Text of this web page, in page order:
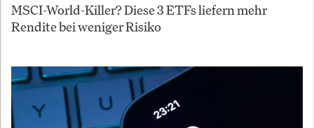
MSCI-World-Killer? Diese 3 ETFs liefern mehr
Rendite bei weniger Risiko